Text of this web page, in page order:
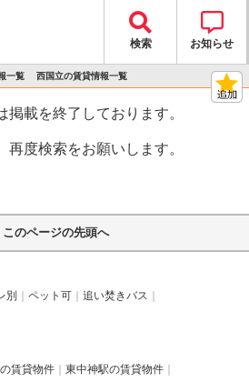
検索 お知らせ
一覧 西国立の賃貸情報一覧
掲載を終了しております。
再度検索をお願いします。
このページの先頭へ
別 ペット可
追い焚きバス
賃貸物件
東中神駅の賃貸物件